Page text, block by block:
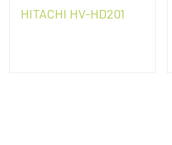
HITACHI HV-HD201